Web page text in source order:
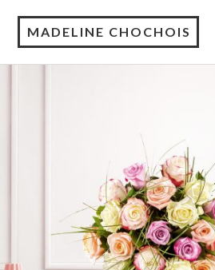
MADELINE CHOCHOIS